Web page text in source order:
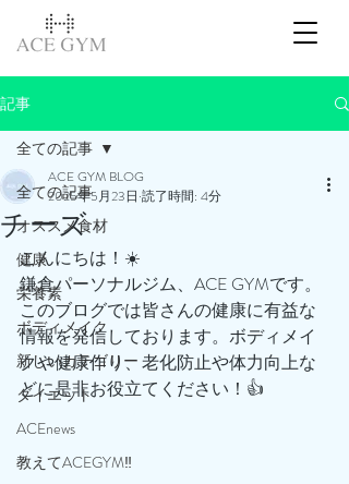
記事
全ての記事
オススメ食材
健康
栄養素
ボディメイク
新しいカテゴリー
ダイエット
ACEnews
教えてACEGYM‼️
全ての記事
チーズ
ACE GYM BLOG
2025年5月23日 読了時間: 4分
こんにちは！☀️
鎌倉パーソナルジム、ACE GYMです。
このブログでは皆さんの健康に有益な
情報を発信しております。ボディメイ
クや健康作り、老化防止や体力向上な
どに是非お役立てください！👍